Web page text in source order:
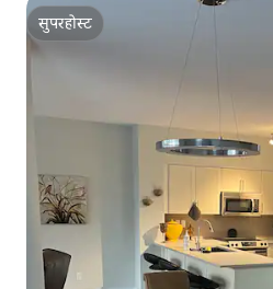
सुपरहोस्ट
सुपरहोस्ट